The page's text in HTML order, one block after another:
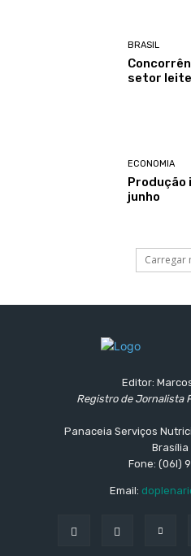
BRASIL
setor
ECONOMIA
Produção
junho
Carregar
Editor:
Registro de Jornalista
Panaceia Serviços
Brasília
Fone: (06l)
Email: